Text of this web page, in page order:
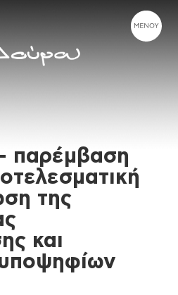
παρέμβαση
της
και